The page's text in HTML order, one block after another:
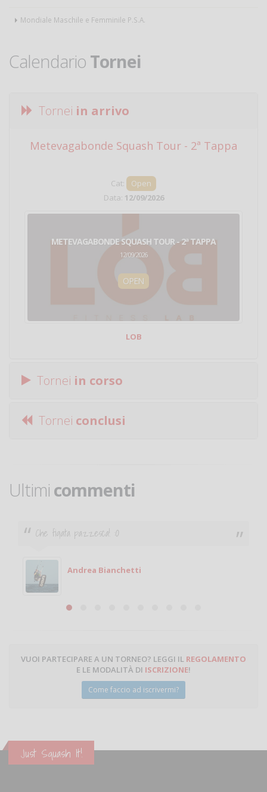
Mondiale Maschile e Femminile P.S.A.
Calendario Tornei
Tornei in arrivo
Metevagabonde Squash Tour - 2ª Tappa
Cat:
Open
Data: 12/09/2026
METEVAGABONDE SQUASH TOUR - 2ª TAPPA
12/09/2026
OPEN
LOB
Tornei in corso
Tornei conclusi
Ultimi commenti
Che figata pazzesca! :O
Andrea Bianchetti
VUOI PARTECIPARE A UN TORNEO? LEGGI IL REGOLAMENTO
E LE MODALITÀ DI ISCRIZIONE!
Come faccio ad iscrivermi?
Just Squash It!